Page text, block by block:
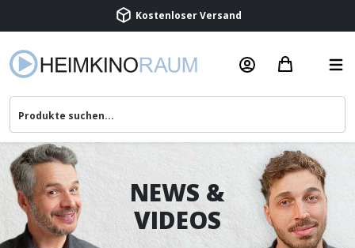
Beratung & Service
NEWS &
VIDEOS